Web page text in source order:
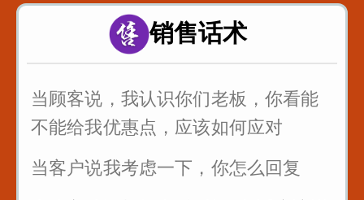
答提高通过率
职场处处都是坑_要学会听弦外之音_
公司年会如何发言_为你们准备好了
销售话术
当顾客说，我认识你们老板，你看能
不能给我优惠点，应该如何应对
当客户说我考虑一下，你怎么回复